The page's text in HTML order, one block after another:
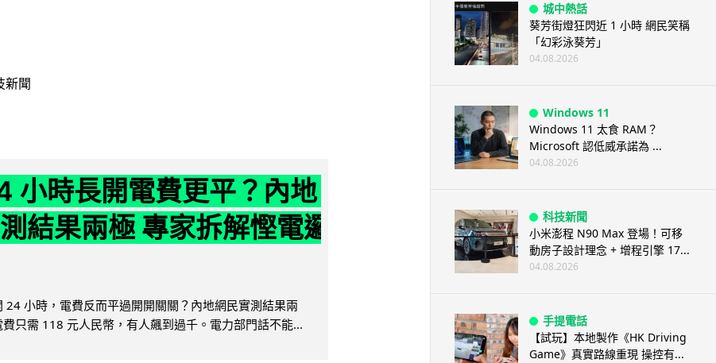
新聞
小時長開電費更平？內地
結果兩極 專家拆解慳電邏
24 小時，電費反而平過開開關關？內地網民實測結果兩
只需 118 元人民幣，有人飆到過千。電力部門話不能...
城中熱話
葵芳街燈狂閃近 1 小時 網民笑稱
「幻彩泳葵芳」
04.08.2026
Windows 11
Windows 11 太食 RAM？
Microsoft 認低威承諾為 ...
04.08.2026
科技新聞
小米澎程 N90 Max 登場！可移
動房子設計理念 + 增程引擎 17...
04.08.2026
手提電話
【試玩】本地製作《HK Driving
Game》真實路線重現 操控有...